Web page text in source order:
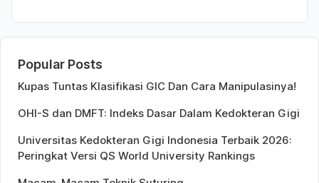
Popular Posts
Kupas Tuntas Klasifikasi GIC Dan Cara Manipulasinya!
OHI-S dan DMFT: Indeks Dasar Dalam Kedokteran Gigi
Universitas Kedokteran Gigi Indonesia Terbaik 2026:
Peringkat Versi QS World University Rankings